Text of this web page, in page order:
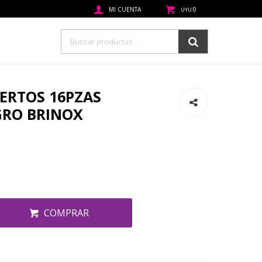
UYU 0
16PZAS
BRINOX
COMPRAR